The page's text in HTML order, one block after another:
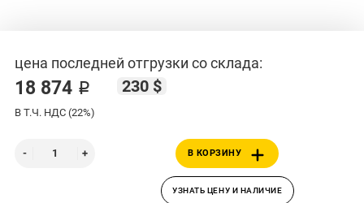
цена последней отгрузки со склада:
18 874 ₽ 230 $
В Т.Ч. НДС (22%)
В КОРЗИНУ
УЗНАТЬ ЦЕНУ И НАЛИЧИЕ